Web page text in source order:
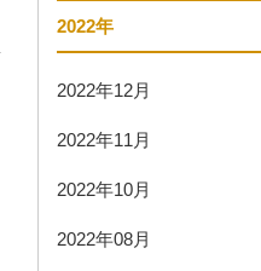
2022年
2022年12月
2022年11月
2022年10月
2022年08月